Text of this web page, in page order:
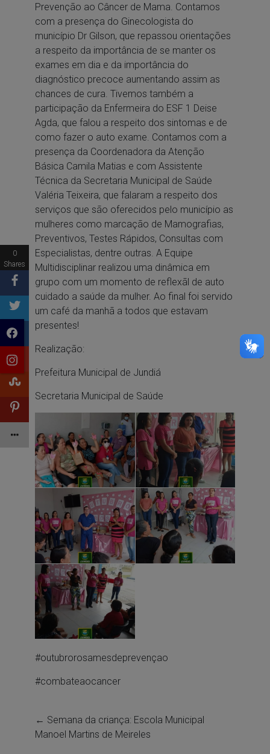
Prevenção ao Câncer de Mama. Contamos
com a presença do Ginecologista do
município Dr Gilson, que repassou orientações
a respeito da importância de se manter os
exames em dia e da importância do
diagnóstico precoce aumentando assim as
chances de cura. Tivemos também a
participação da Enfermeira do ESF 1 Deise
Agda, que falou a respeito dos sintomas e de
como fazer o auto exame. Contamos com a
presença da Coordenadora da Atenção
Básica Camila Matias e com Assistente
Técnica da Secretaria Municipal de Saúde
Valéria Teixeira, que falaram a respeito dos
serviços que são oferecidos pelo município as
mulheres como marcação de Mamografias,
Preventivos, Testes Rápidos, Consultas com
Especialistas, dentre outras. A Equipe
Multidisciplinar realizou uma dinâmica em
grupo com um momento de reflexãl de auto
cuidado a saúde da mulher. Ao final foi servido
um café da manhã a todos que estavam
presentes!
Realização:
Prefeitura Municipal de Jundiá
Secretaria Municipal de Saúde
#outubrorosamesdeprevençao
#combateaocancer
← Semana da criança: Escola Municipal
Manoel Martins de Meireles
0
Shares